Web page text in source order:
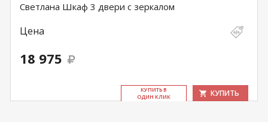
Светлана Шкаф 3 двери с зеркалом
Цена
18 975
КУ­ПИТЬ В
ОДИН КЛИК
КУПИТЬ